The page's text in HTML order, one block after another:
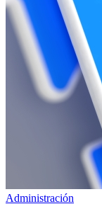
Administración